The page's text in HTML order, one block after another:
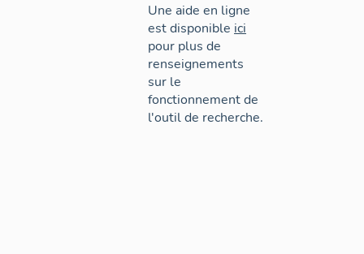
Une aide en ligne
est disponible ici
pour plus de
renseignements
sur le
fonctionnement de
l'outil de recherche.